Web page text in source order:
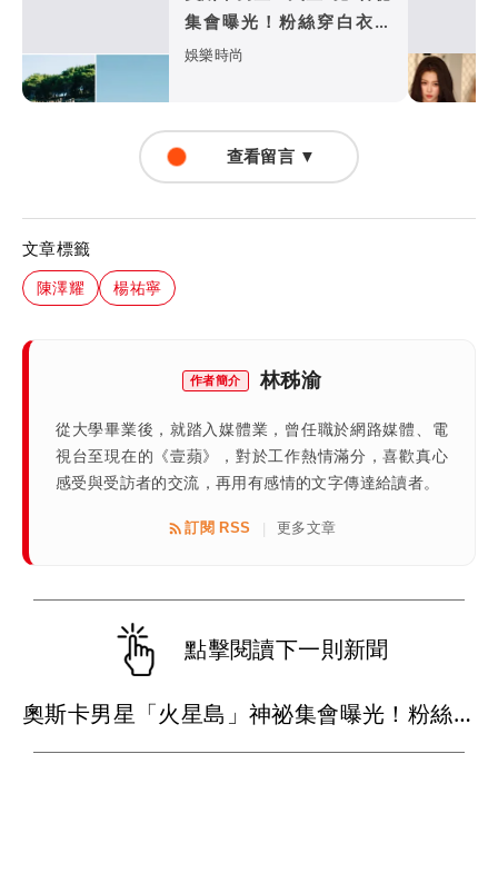
集會曝光！粉絲穿白衣朝
拜 邪教疑雲再起
娛樂時尚
查看留言 ▼
文章標籤
陳澤耀 楊祐寧
作者簡介 林秭渝
從大學畢業後，就踏入媒體業，曾任職於網路媒體、電
視台至現在的《壹蘋》，對於工作熱情滿分，喜歡真心
感受與受訪者的交流，再用有感情的文字傳達給讀者。
訂閱 RSS | 更多文章
點擊閱讀下一則新聞
奧斯卡男星「火星島」神祕集會曝光！粉絲穿白衣朝拜 邪教疑雲再起